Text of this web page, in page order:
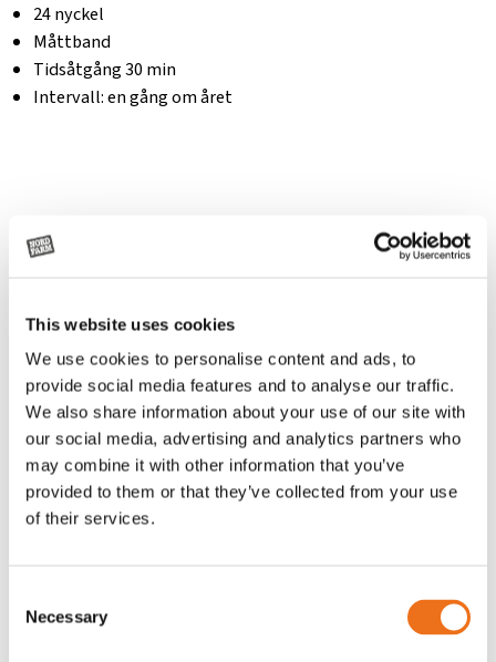
This website uses cookies
We use cookies to personalise content and ads, to
provide social media features and to analyse our traffic.
We also share information about your use of our site with
our social media, advertising and analytics partners who
may combine it with other information that you’ve
provided to them or that they’ve collected from your use
of their services.
Selection
Necessary
24 nyckel
Måttband
Tidsåtgång 30 min
Intervall: en gång om året